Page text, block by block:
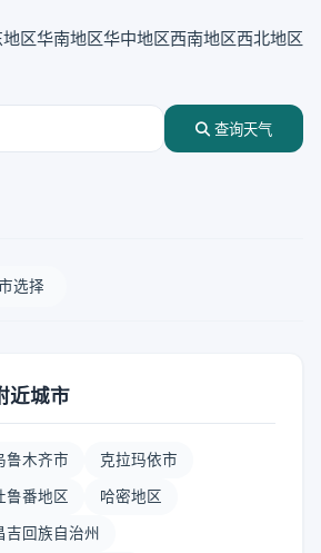
区华南地区华中地区西南地区西北地区
查询天气
选择
近城市
鲁木齐市 克拉玛依市
鲁番地区 哈密地区
吉回族自治州